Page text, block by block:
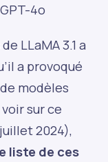
4o
LLaMA 3.1 a
a provoqué
modèles
sur ce
2024),
liste de ces